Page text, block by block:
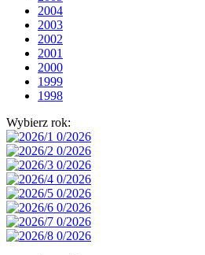
2004
2003
2002
2001
2000
1999
1998
Wybierz rok: